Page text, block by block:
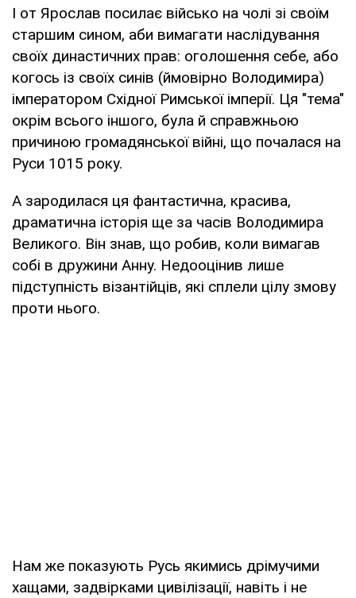
І от Ярослав посилає військо на чолі зі своїм
старшим сином, аби вимагати наслідування
своїх династичних прав: оголошення себе, або
когось із своїх синів (ймовірно Володимира)
імператором Східної Римської імперії. Ця "тема"
окрім всього іншого, була й справжньою
причиною громадянської війні, що почалася на
Руси 1015 року.
А зародилася ця фантастична, красива,
драматична історія ще за часів Володимира
Великого. Він знав, що робив, коли вимагав
собі в дружини Анну. Недооцінив лише
підступність візантійців, які сплели цілу змову
проти нього.
Нам же показують Русь якимись дрімучими
хащами, задвірками цивілізації, навіть і не